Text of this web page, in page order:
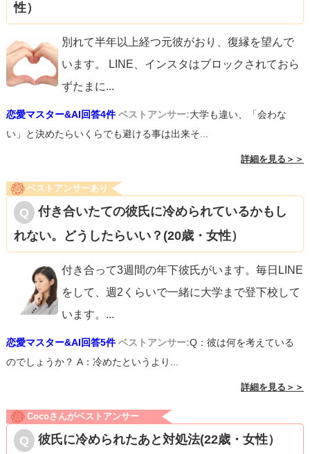
性）
別れて半年以上経つ元彼がおり、復縁を望んで
います。 LINE、インスタはブロックされておら
ずたまに...
恋愛マスター&AI回答4件 ベストアンサー:大学も違い、「会わな
い」と決めたらいくらでも避ける事は出来そ...
詳細を見る＞＞
ベストアンサーあり
付き合いたての彼氏に冷められているかもし
れない。どうしたらいい？(20歳・女性）
付き合って3週間の年下彼氏がいます。毎日LINE
をして、週2くらいで一緒に大学まで登下校して
います。 ...
恋愛マスター&AI回答5件 ベストアンサー:Q：彼は何を考えている
のでしょうか？ A：冷めたというより...
詳細を見る＞＞
Cocoさんがベストアンサー
彼氏に冷められたあと対処法(22歳・女性）